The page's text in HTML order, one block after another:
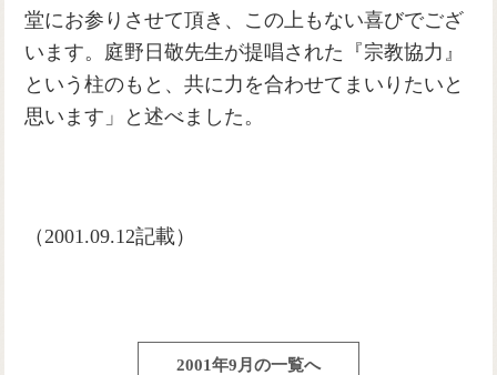
堂にお参りさせて頂き、この上もない喜びでござ
います。庭野日敬先生が提唱された『宗教協力』
という柱のもと、共に力を合わせてまいりたいと
思います」と述べました。
（2001.09.12記載）
2001年9月の一覧へ